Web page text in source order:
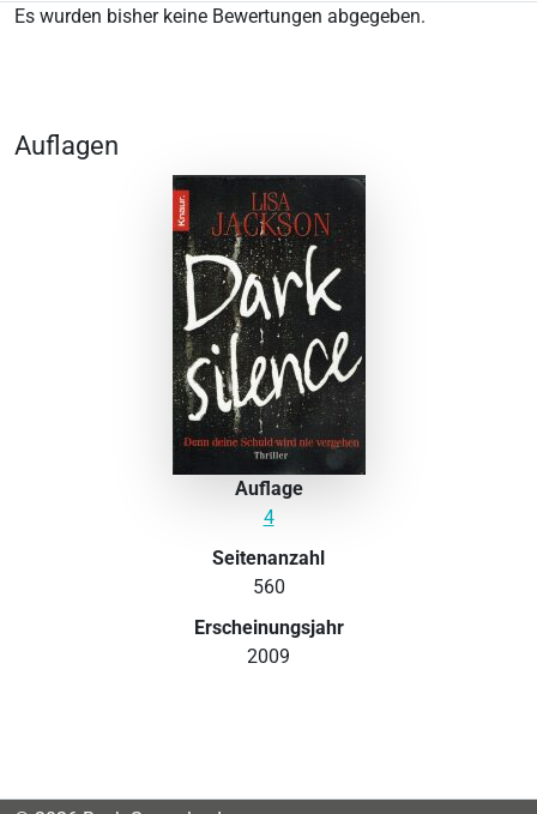
Es wurden bisher keine Bewertungen abgegeben.
Auflagen
Auflage
4
Seitenanzahl
560
Erscheinungsjahr
2009